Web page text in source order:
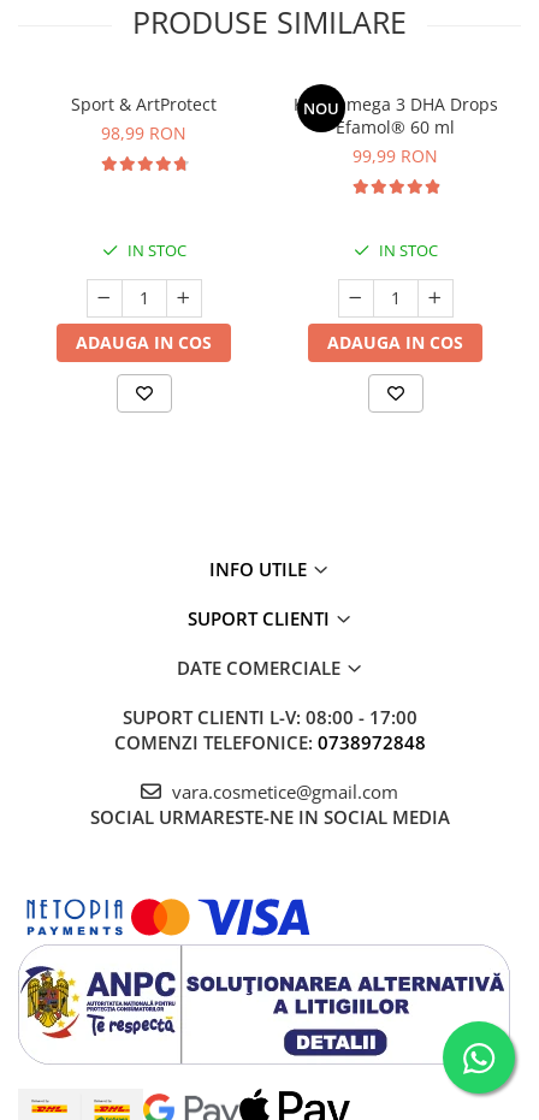
PRODUSE SIMILARE
Sport & ArtProtect
98,99 RON
IN STOC
ADAUGA IN COS
NOU
Kids Omega 3 DHA Drops
Efamol® 60 ml
99,99 RON
IN STOC
ADAUGA IN COS
INFO UTILE
SUPORT CLIENTI
DATE COMERCIALE
SUPORT CLIENTI L-V: 08:00 - 17:00
COMENZI TELEFONICE: 0738972848
vara.cosmetice@gmail.com
SOCIAL URMARESTE-NE IN SOCIAL MEDIA